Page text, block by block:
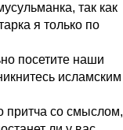
так как
я только по
посетите наши
исламским
притча со смыслом,